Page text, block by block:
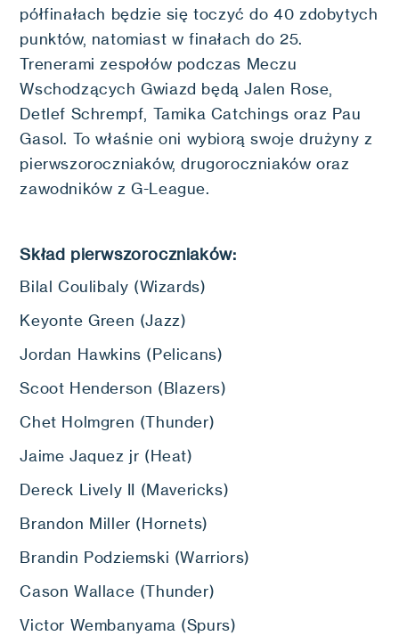
półfinałach będzie się toczyć do 40 zdobytych
punktów, natomiast w finałach do 25.
Trenerami zespołów podczas Meczu
Wschodzących Gwiazd będą Jalen Rose,
Detlef Schrempf, Tamika Catchings oraz Pau
Gasol. To właśnie oni wybiorą swoje drużyny z
pierwszoroczniaków, drugoroczniaków oraz
zawodników z G-League.
Skład pierwszoroczniaków:
Bilal Coulibaly (Wizards)
Keyonte Green (Jazz)
Jordan Hawkins (Pelicans)
Scoot Henderson (Blazers)
Chet Holmgren (Thunder)
Jaime Jaquez jr (Heat)
Dereck Lively II (Mavericks)
Brandon Miller (Hornets)
Brandin Podziemski (Warriors)
Cason Wallace (Thunder)
Victor Wembanyama (Spurs)